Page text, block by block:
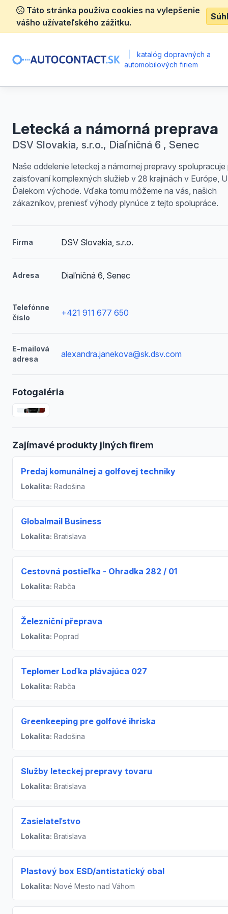
Táto stránka používa cookies na vylepšenie
vášho užívateľského zážitku.
katalóg dopravných a
automobilových firiem
Letecká a námorná preprava
DSV Slovakia, s.r.o., Diaľničná 6 , Senec
Naše oddelenie leteckej a námornej prepravy spolupracuje
zaisťovaní komplexných služieb v 28 krajinách v Európe,
Ďalekom východe. Vďaka tomu môžeme na vás, našich
zákazníkov, preniesť výhody plynúce z tejto spolupráce.
Firma DSV Slovakia, s.r.o.
Adresa Diaľničná 6, Senec
Telefónne
číslo
+421 911 677 650
E-mailová
adresa
alexandra.janekova@sk.dsv.com
Fotogaléria
Zajímavé produkty jiných firem
Predaj komunálnej a golfovej techniky
Lokalita: Radošina
Globalmail Business
Lokalita: Bratislava
Cestovná postieľka - Ohradka 282 / 01
Lokalita: Rabča
Železniční přeprava
Lokalita: Poprad
Teplomer Loďka plávajúca 027
Lokalita: Rabča
Greenkeeping pre golfové ihriska
Lokalita: Radošina
Služby leteckej prepravy tovaru
Lokalita: Bratislava
Zasielateľstvo
Lokalita: Bratislava
Plastový box ESD/antistatický obal
Lokalita: Nové Mesto nad Váhom